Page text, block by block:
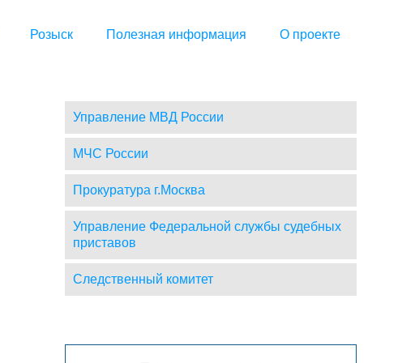
Розыск Полезная информация О проекте
Управление МВД России
МЧС России
Прокуратура г.Москва
Управление Федеральной службы судебных
приставов
Следственный комитет